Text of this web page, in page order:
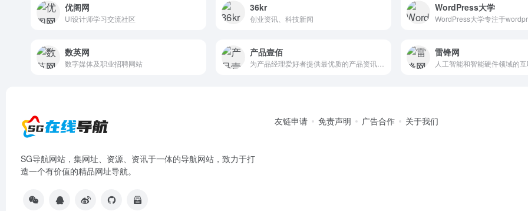
优阁网
UI设计师学习交流社区
36kr
创业资讯、科技新闻
WordPress大学
数英网
数字媒体及职业招聘网站
产品壹佰 雷锋网
人工智能和智能硬件领域的
SG导航网站，集网址、资源、资讯于一体的导航网站，致力于打
造一个有价值的精品网址导航。
友链申请 免责声明 广告合作 关于我们